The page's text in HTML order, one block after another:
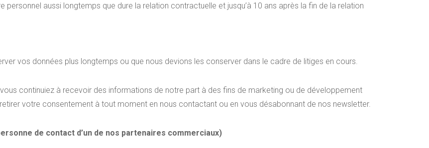
aussi longtemps que dure la relation contractuelle et jusqu’à 10 ans après la fin de la relation
vos données plus longtemps ou que nous devions les conserver dans le cadre de litiges en cours.
continuiez à recevoir des informations de notre part à des fins de marketing ou de développement
votre consentement à tout moment en nous contactant ou en vous désabonnant de nos newsletter.
de contact d’un de nos partenaires commerciaux)